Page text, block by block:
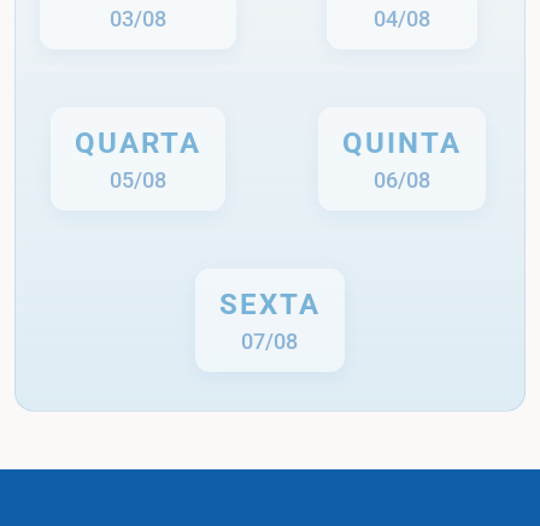
03/08 04/08
QUARTA
05/08
QUINTA
06/08
SEXTA
07/08